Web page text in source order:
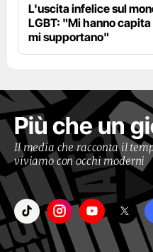
L'uscita infelice sul
LGBT: "Mi hanno
mi supportano"
Più che un
Il media che racconta il
viviamo con occhi moderni